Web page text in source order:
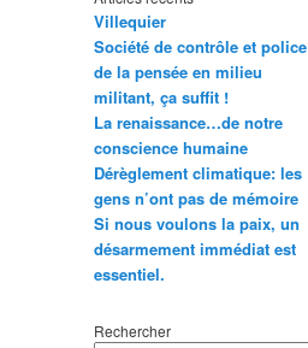
Villequier
Société de contrôle et police
de la pensée en milieu
militant, ça suffit !
La renaissance…de notre
conscience humaine
Dérèglement climatique: les
gens n’ont pas de mémoire
Si nous voulons la paix, un
désarmement immédiat est
essentiel.
Rechercher